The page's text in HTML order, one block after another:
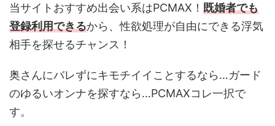
当サイトおすすめ出会い系はPCMAX！ 既婚者でも
登録利用できるから、性欲処理が自由にできる浮気
相手を探せるチャンス！
奥さんにバレずにキモチイイことするなら…ガード
のゆるいオンナを探すなら…PCMAXコレ一択で
す。